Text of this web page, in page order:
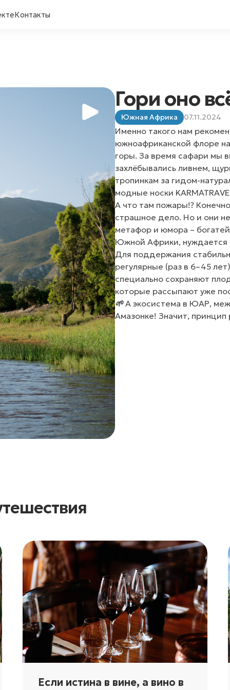
Контакты
Гори оно
Южная Африка 07.11.2024
Именно такого нам
южноафриканской флоре
горы. За время сафари мы
захлёбывались ливнем,
тропинкам за гидом-
модные носки
А что там пожары!?
страшное дело. Но и они
метафор и юмора –
Южной Африки, нуждается
Для поддержания
регулярные (раз в 6–45
специально сохраняют
которые рассыпают уже
🌱А экосистема в ЮАР,
Амазонке! Значит, принцип
Если истина в вине, а вино в